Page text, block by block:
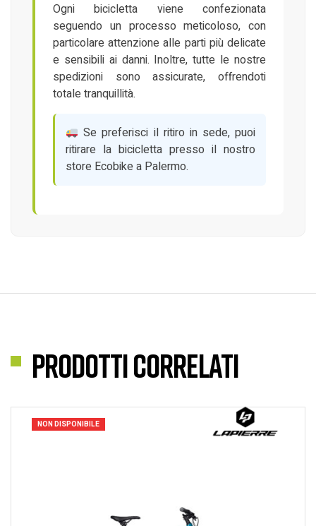
Ogni bicicletta viene confezionata
seguendo un processo meticoloso, con
particolare attenzione alle parti più delicate
e sensibili ai danni. Inoltre, tutte le nostre
spedizioni sono assicurate, offrendoti
totale tranquillità.
Se preferisci il ritiro in sede, puoi
ritirare la bicicletta presso il nostro
store Ecobike a Palermo.
Prodotti correlati
NON DISPONIBILE